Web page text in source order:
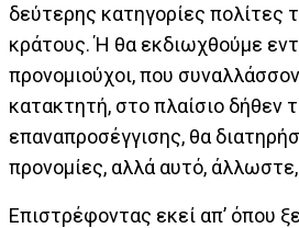
δεύτερης κατηγορίες πολίτες
κράτους. Ή θα εκδιωχθούμε
προνομιούχοι, που
κατακτητή, στο πλαίσιο δήθεν
επαναπροσέγγισης, θα
προνομίες, αλλά αυτό,
Επιστρέφοντας εκεί απ’ όπου